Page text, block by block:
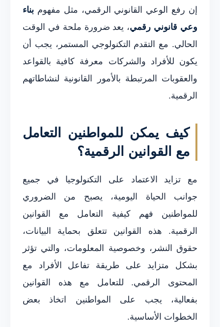
إن رفع الوعي القانوني الرقمي، مثل مفهوم بناء
وعي قانوني رقمي، يعد ضرورة ملحة في الوقت
الحالي. مع التقدم التكنولوجي المستمر، يجب أن
يكون للأفراد والشركات معرفة كافية بالقواعد
والعقوبات المرتبطة بالأمور القانونية لنشاطاتهم
الرقمية.
كيف يمكن للمواطنين التعامل
مع القوانين الرقمية؟
مع تزايد الاعتماد على التكنولوجيا في جميع
جوانب الحياة اليومية، يصبح من الضروري
للمواطنين فهم كيفية التعامل مع القوانين
الرقمية. هذه القوانين تتعلق بحماية البيانات،
حقوق النشر، وخصوصية المعلومات، والتي تؤثر
بشكل متزايد على طريقة تفاعل الأفراد مع
المحتوى الرقمي. للتعامل مع هذه القوانين
بفعالية، يجب على المواطنين اتخاذ بعض
الخطوات الأساسية.